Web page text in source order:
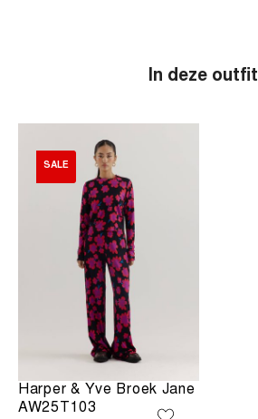
In deze outfit
SALE
Harper & Yve Broek Jane
AW25T103